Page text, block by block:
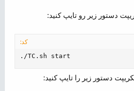
دستور زیر رو تایپ کنید:
کد:
./TC.sh start
دستور زیر را تایپ کنید: